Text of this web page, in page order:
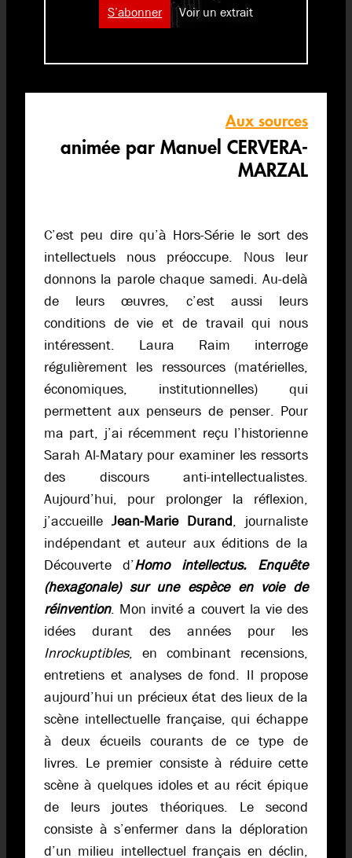
S’abonner Voir un extrait
Aux sources
animée par Manuel CERVERA-
MARZAL
C’est peu dire qu’à Hors-Série le sort des
intellectuels nous préoccupe. Nous leur
donnons la parole chaque samedi. Au-delà
de leurs œuvres, c’est aussi leurs
conditions de vie et de travail qui nous
intéressent. Laura Raim interroge
régulièrement les ressources (matérielles,
économiques, institutionnelles) qui
permettent aux penseurs de penser. Pour
ma part, j’ai récemment reçu l’historienne
Sarah Al-Matary pour examiner les ressorts
des discours anti-intellectualistes.
Aujourd’hui, pour prolonger la réflexion,
j’accueille Jean-Marie Durand, journaliste
indépendant et auteur aux éditions de la
Découverte d’Homo intellectus. Enquête
(hexagonale) sur une espèce en voie de
réinvention. Mon invité a couvert la vie des
idées durant des années pour les
Inrockuptibles, en combinant recensions,
entretiens et analyses de fond. Il propose
aujourd’hui un précieux état des lieux de la
scène intellectuelle française, qui échappe
à deux écueils courants de ce type de
livres. Le premier consiste à réduire cette
scène à quelques idoles et au récit épique
de leurs joutes théoriques. Le second
consiste à s’enfermer dans la déploration
d’un milieu intellectuel français en déclin,